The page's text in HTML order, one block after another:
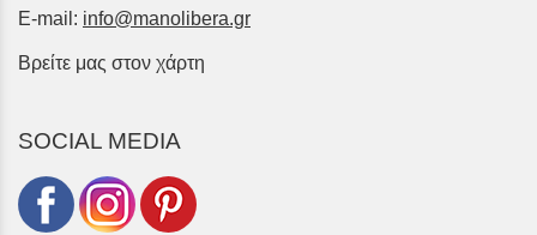
E-mail: info@manolibera.gr
Βρείτε μας στον χάρτη
SOCIAL MEDIA